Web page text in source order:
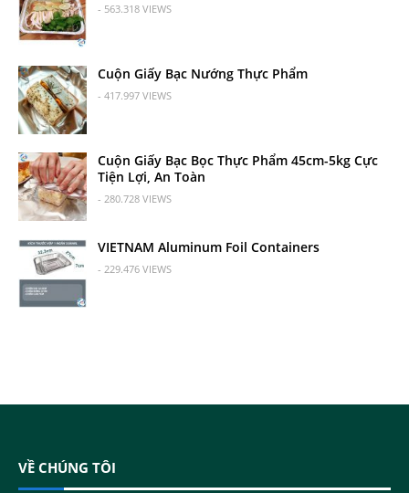
- 563.318 VIEWS
Cuộn Giấy Bạc Nướng Thực Phẩm
- 417.997 VIEWS
Cuộn Giấy Bạc Bọc Thực Phẩm 45cm-5kg Cực
Tiện Lợi, An Toàn
- 280.728 VIEWS
VIETNAM Aluminum Foil Containers
- 229.476 VIEWS
VỀ CHÚNG TÔI